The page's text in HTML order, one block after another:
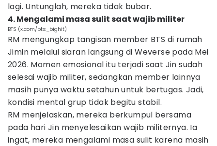
lagi. Untunglah, mereka tidak bubar.
4. Mengalami masa sulit saat wajib militer
BTS (x.com/bts_bighit)
RM mengungkap tangisan member BTS di rumah
Jimin melalui siaran langsung di Weverse pada Mei
2026. Momen emosional itu terjadi saat Jin sudah
selesai wajib militer, sedangkan member lainnya
masih punya waktu setahun untuk bertugas. Jadi,
kondisi mental grup tidak begitu stabil.
RM menjelaskan, mereka berkumpul bersama
pada hari Jin menyelesaikan wajib militernya. Ia
ingat, mereka mengalami masa sulit karena masih